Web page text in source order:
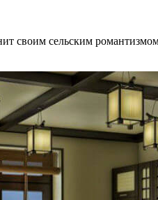
своим сельским